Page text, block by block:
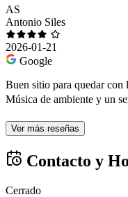
AS
Antonio Siles
2026-01-21
Google
Buen sitio para quedar con
Música de ambiente y un
Ver más reseñas
Contacto y
Cerrado